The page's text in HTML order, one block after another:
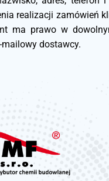
realizacji zamówień
prawo w
mailowy dostawcy.